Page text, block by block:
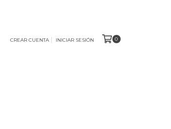
CREAR CUENTA INICIAR SESIÓN 0